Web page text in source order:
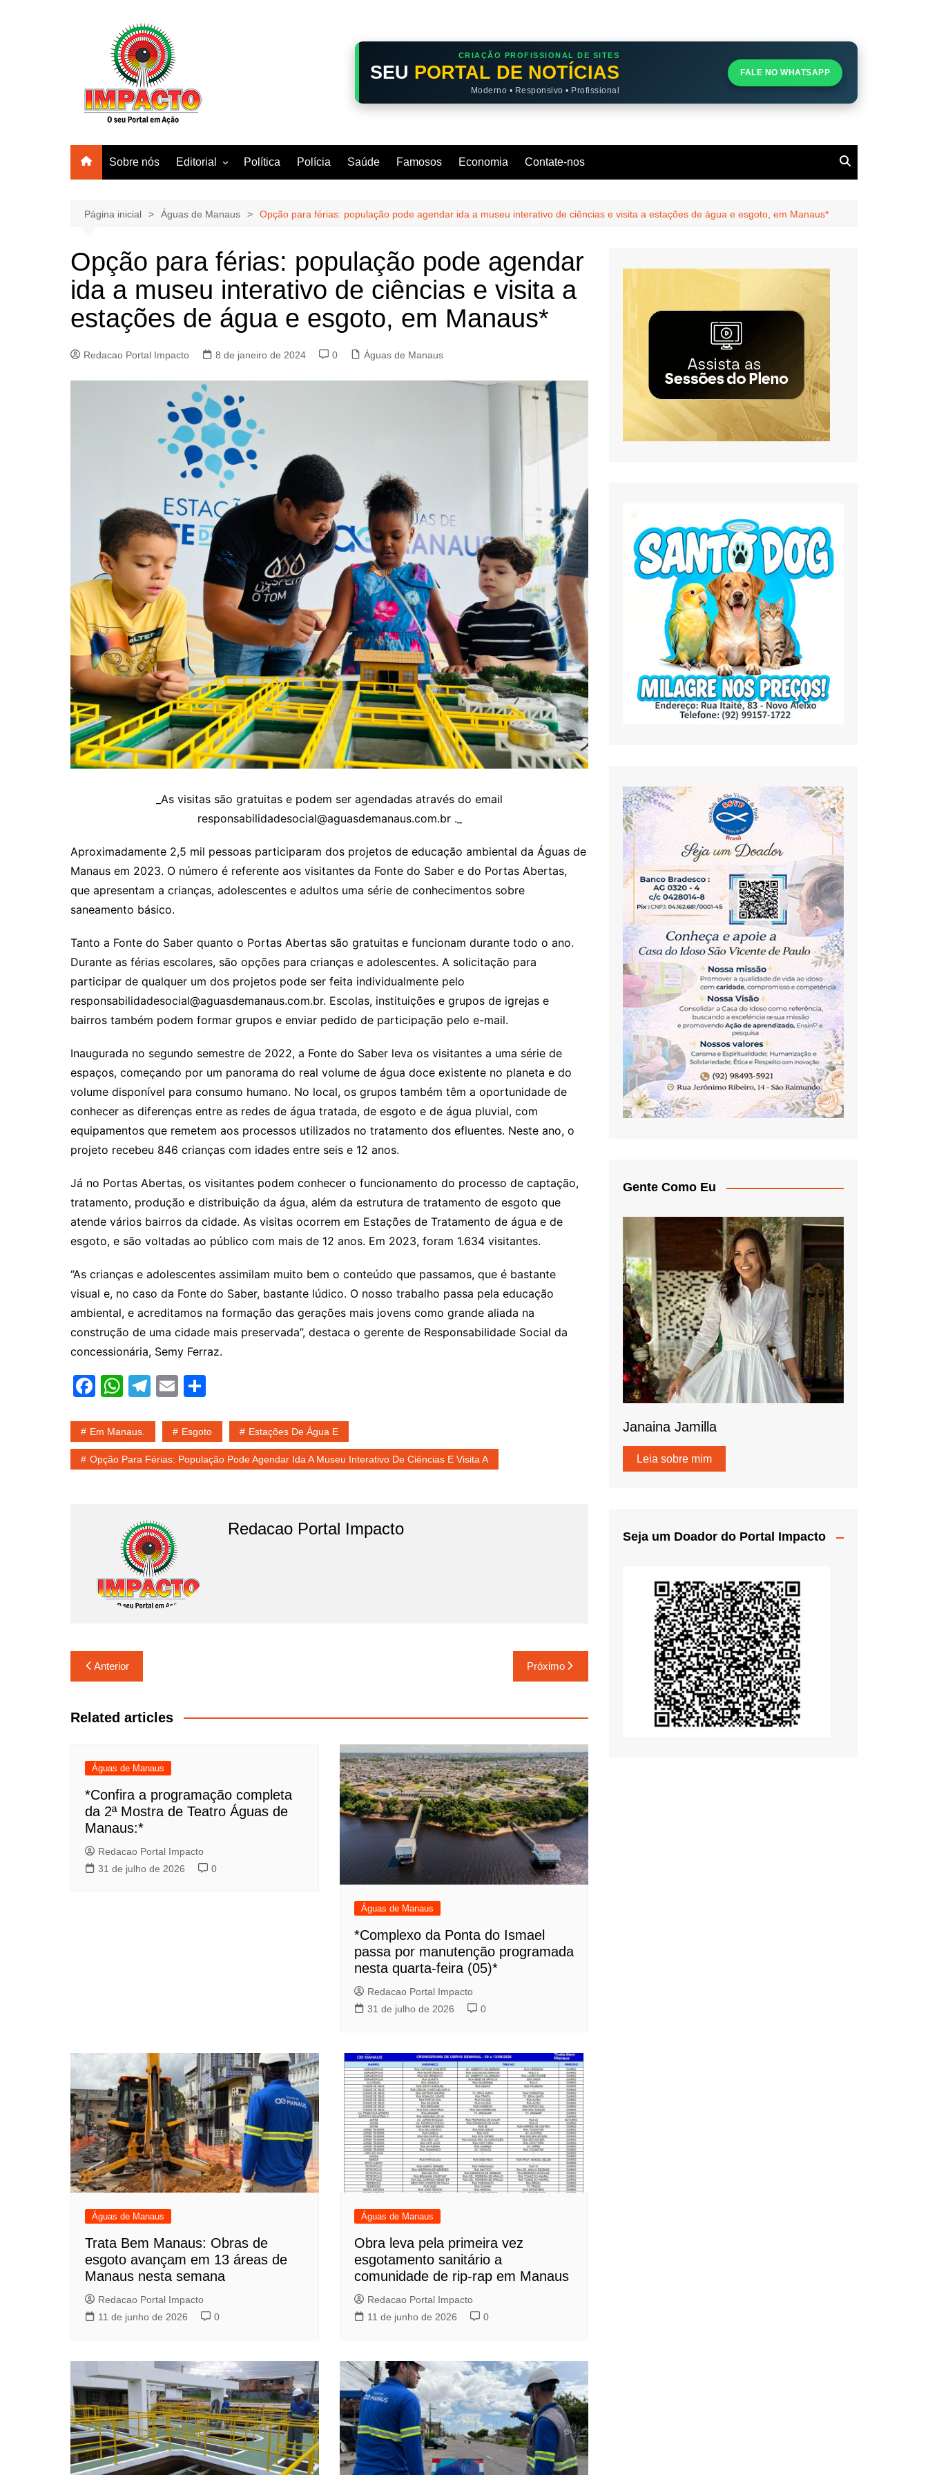
CRIAÇÃO PROFISSIONAL DE SITES
SEU PORTAL DE NOTÍCIAS
Moderno • Responsivo • Profissional
FALE NO WHATSAPP
Sobre nós Editorial
Manaus
Mundo
Política Polícia Saúde Famosos Economia Contate-nos
Página inicial Águas de Manaus Opção para férias: população pode agendar ida a museu interativo de ciências e visita a estações de água e esgoto, em Manaus*
Opção para férias: população pode agendar
ida a museu interativo de ciências e visita a
estações de água e esgoto, em Manaus*
Redacao Portal Impacto 8 de janeiro de 2024 0 Águas de Manaus
_As visitas são gratuitas e podem ser agendadas através do email
responsabilidadesocial@aguasdemanaus.com.br ._
Aproximadamente 2,5 mil pessoas participaram dos projetos de educação ambiental da Águas de
Manaus em 2023. O número é referente aos visitantes da Fonte do Saber e do Portas Abertas,
que apresentam a crianças, adolescentes e adultos uma série de conhecimentos sobre
saneamento básico.
Tanto a Fonte do Saber quanto o Portas Abertas são gratuitas e funcionam durante todo o ano.
Durante as férias escolares, são opções para crianças e adolescentes. A solicitação para
participar de qualquer um dos projetos pode ser feita individualmente pelo
responsabilidadesocial@aguasdemanaus.com.br. Escolas, instituições e grupos de igrejas e
bairros também podem formar grupos e enviar pedido de participação pelo e-mail.
Inaugurada no segundo semestre de 2022, a Fonte do Saber leva os visitantes a uma série de
espaços, começando por um panorama do real volume de água doce existente no planeta e do
volume disponível para consumo humano. No local, os grupos também têm a oportunidade de
conhecer as diferenças entre as redes de água tratada, de esgoto e de água pluvial, com
equipamentos que remetem aos processos utilizados no tratamento dos efluentes. Neste ano, o
projeto recebeu 846 crianças com idades entre seis e 12 anos.
Já no Portas Abertas, os visitantes podem conhecer o funcionamento do processo de captação,
tratamento, produção e distribuição da água, além da estrutura de tratamento de esgoto que
atende vários bairros da cidade. As visitas ocorrem em Estações de Tratamento de água e de
esgoto, e são voltadas ao público com mais de 12 anos. Em 2023, foram 1.634 visitantes.
“As crianças e adolescentes assimilam muito bem o conteúdo que passamos, que é bastante
visual e, no caso da Fonte do Saber, bastante lúdico. O nosso trabalho passa pela educação
ambiental, e acreditamos na formação das gerações mais jovens como grande aliada na
construção de uma cidade mais preservada”, destaca o gerente de Responsabilidade Social da
concessionária, Semy Ferraz.
F
c
e
b
W
at
s
A
p
T
e
gr
a
E
ai
l
ar
e
Em Manaus. Esgoto Estações De Água E
Opção Para Férias: População Pode Agendar Ida A Museu Interativo De Ciências E Visita A
Redacao Portal Impacto
Navegação
de
Post
Anterior Próximo
Related articles
Águas de Manaus
*Confira a programação completa
da 2ª Mostra de Teatro Águas de
Manaus:*
Redacao Portal Impacto
31 de julho de 2026
0
Águas de Manaus
*Complexo da Ponta do Ismael
passa por manutenção programada
nesta quarta-feira (05)*
Redacao Portal Impacto
31 de julho de 2026
0
Águas de Manaus
Trata Bem Manaus: Obras de
esgoto avançam em 13 áreas de
Manaus nesta semana
Redacao Portal Impacto
11 de junho de 2026
0
Águas de Manaus
Obra leva pela primeira vez
esgotamento sanitário a
comunidade de rip-rap em Manaus
Redacao Portal Impacto
11 de junho de 2026
0
Gente Como Eu
Janaina Jamilla
Leia sobre mim
Seja um Doador do Portal Impacto